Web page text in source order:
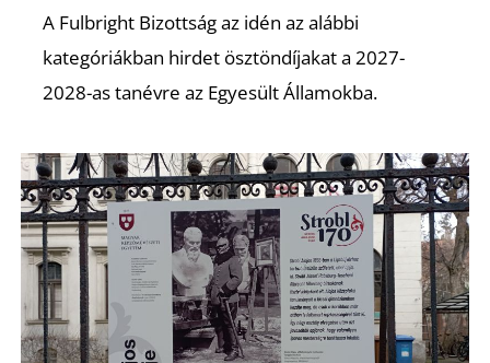
A Fulbright Bizottság az idén az alábbi
kategóriákban hirdet ösztöndíjakat a 2027-
2028-as tanévre az Egyesült Államokba.